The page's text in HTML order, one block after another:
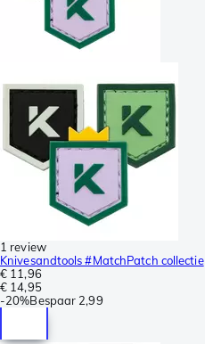
1 review
Knivesandtools #MatchPatch collectie
€ 11,96
€ 14,95
-20%Bespaar 2,99